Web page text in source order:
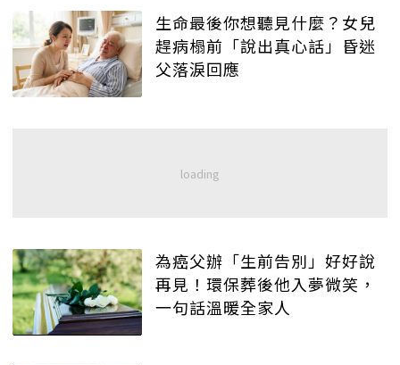
生命最後你想聽見什麼？女兒
趕病榻前「說出真心話」昏迷
父落淚回應
為癌父辦「生前告別」好好說
再見！環保葬後他入夢微笑，
一句話溫暖全家人